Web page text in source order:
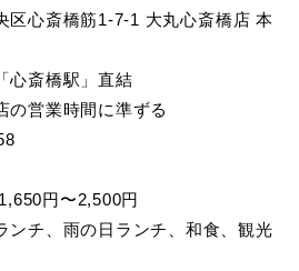
区心斎橋筋1-7-1 大丸心斎橋店 本
心斎橋駅」直結
の営業時間に準ずる
円〜2,500円
ンチ、雨の日ランチ、和食、観光